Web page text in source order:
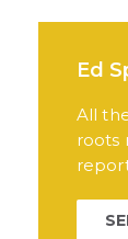
Ed
All
roots